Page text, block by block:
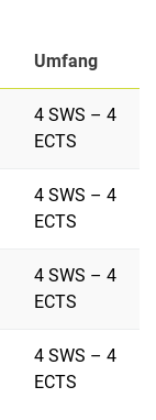
Umfang
4 SWS – 4
ECTS
4 SWS – 4
ECTS
4 SWS – 4
ECTS
4 SWS – 4
ECTS